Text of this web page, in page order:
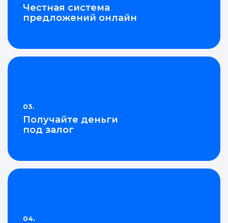
Отправить код
Войти в ЛК и заполнить форму
Войти в ЛК и заполнить форму
Отправить код
Честная система
предложений онлайн
03.
Получайте деньги
под залог
04.